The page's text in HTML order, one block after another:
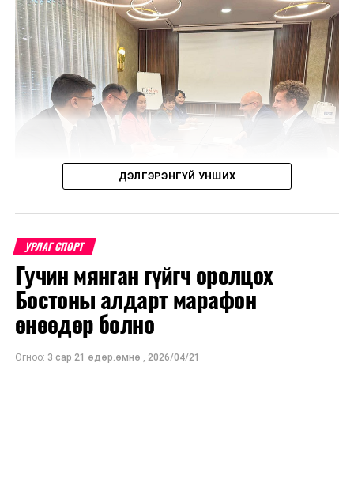
Уулзалтаар Польш болон Монголын өв соёл, ахуй
амьдрал, үндэстний онцлогийг харуулсан
бүтээлүүдийг солилцохоор боллоо.
бүтээсэн "Зөн дагасан монгол адуу" баримтат киног
ДЭЛГЭРЭНГҮЙ УНШИХ
УРЛАГ СПОРТ
Гучин мянган гүйгч оролцох
Бостоны алдарт марафон
өнөөдөр болно
Огноо: 3 сар 21 өдөр.өмнө , 2026/04/21